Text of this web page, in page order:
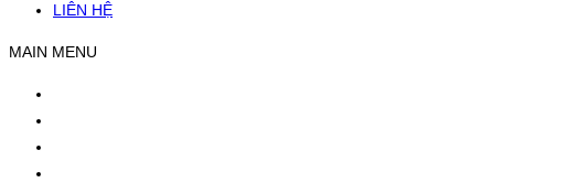
LIÊN HỆ
MAIN MENU